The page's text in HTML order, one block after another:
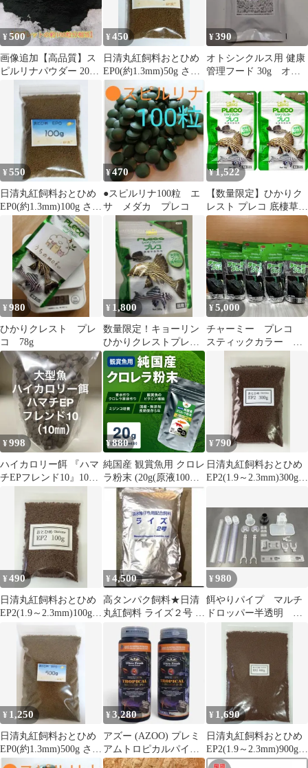
¥500
画像追加【高品質】ス
ピルリナパウダー 20g
観賞魚・メダカや稚
魚・エビの餌に！
¥450
日清丸紅飼料おとひめ
EP0(約1.3mm)50g さか
なのごはん
¥390
オトシンクルス用 健康
管理フード 30g オト
¥550
日清丸紅飼料おとひめ
EP0(約1.3mm)100g さか
なのごはん
¥470
●スピルリナ100粒 エ
サ メダカ プレコ
¥1,522
【数量限定】ひかりク
レスト プレコ 底棲草食
魚用 国産 15g × 2袋 プ
レコの餌 エサ タブレッ
ト 円盤型 沈下性 植物
性
¥980
ひかりクレスト プレ
コ 78g
¥ 1,800
数量限定！キョーリン
ひかりクレストプレコ
300g
¥5,000
チャーミー プレコ
スティックカラー
¥998
ハイカロリー餌 『ハマ
チEPフレンド10』10㎜
¥880
純国産 観賞魚用 クロレ
ラ粉末 (20g(原液100ml
分)) 比較実験で実証！
鮮やかな緑が続く高栄
養タイプ メダカ ミジン
コ 生クロレラ 金魚 エ
ビ 餌 エサ プレコ ビー
シュリンプ グリーンウ
ォーター 青水作り
¥ 790
日清丸紅飼料おとひめ
EP2(1.9～2.3mm)300g
¥490
日清丸紅飼料おとひめ
EP2(1.9～2.3mm)100g
さかなのごはん
¥ 4,500
高タンパク飼料★日清
丸紅飼料 ライズ２号 ２
kg 追加&同梱可能
¥980
餌やりパイプ マルチ
ドロッパー半透明 送
料込み！ 値引き不可
¥ 1,250
日清丸紅飼料おとひめ
EP0(約1.3mm)500g さか
なのごはん
¥3,280
アズー (AZOO) プレミ
アムトロピカルパイ
140g 2個セット
¥ 1,690
日清丸紅飼料おとひめ
EP2(1.9～2.3mm)900g
さかなのごはん